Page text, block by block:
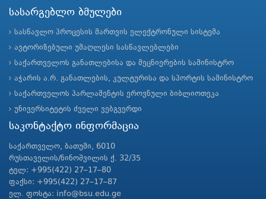
სასარგებლო ბმულები
სასწავლო პროცესის მართვის ელექტრონული სისტემა
ავტორიზებული უმაღლესი სასწავლებლები
საქართველოს განათლებისა და მეცნიერების სამინისტრო
აჭარის ა.რ. განათლების, კულტურისა და სპორტის სამინისტრო
საქართველოს პარლამენტის ეროვნული ბიბლიოთეკა
უნივერსიტეტის ძველი ვებგვერდი
საკონტაქტო ინფორმაცია
საქართველო, ბათუმი, 6010
რუსთაველის/ნინოშვილის ქ. 32/35
ტელ: +995(422) 27–17–80
ფაქსი: +995(422) 27–17–87
ელ. ფოსტა: info@bsu.edu.ge